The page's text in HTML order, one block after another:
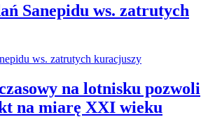
Sanepidu ws. zatrutych
na lotnisku pozwoli
na miarę XXI wieku